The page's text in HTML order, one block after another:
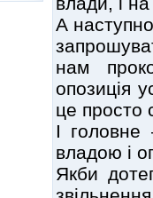
А
нам
опозиція
це просто
І
владою і
Якби